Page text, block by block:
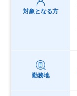
対象となる方
勤務地